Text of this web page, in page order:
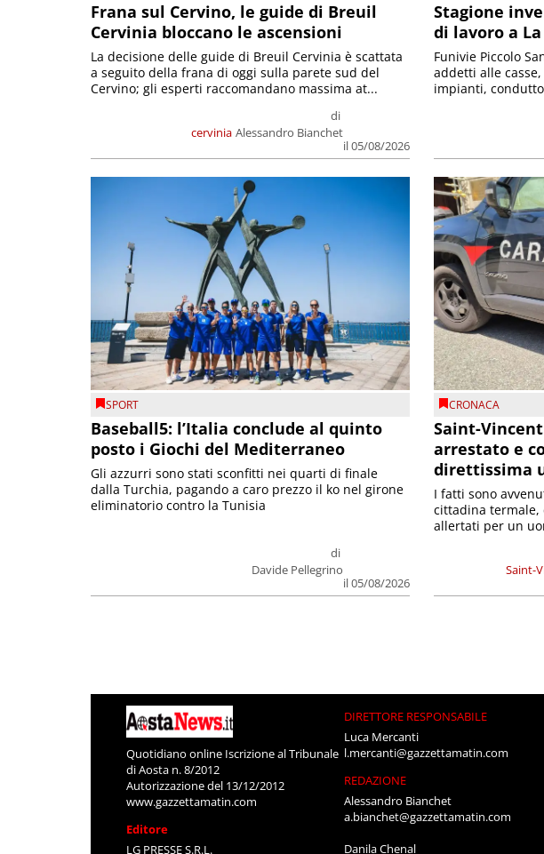
Frana sul Cervino, le guide di Breuil
Cervinia bloccano le ascensioni
cervinia
di
Alessandro Bianchet
il 05/08/2026
La decisione delle guide di Breuil Cervinia è scattata
a seguito della frana di oggi sulla parete sud del
Cervino; gli esperti raccomandano massima at...
Stagione
di lavoro a
Funivie Piccolo
addetti alle
impianti,
SPORT
Baseball5: l’Italia conclude al quinto
posto i Giochi del Mediterraneo
di
Davide Pellegrino
il 05/08/2026
Gli azzurri sono stati sconfitti nei quarti di finale
dalla Turchia, pagando a caro prezzo il ko nel girone
eliminatorio contro la Tunisia
CRONACA
Saint-
arrestato e
direttissima
Saint-
I fatti sono
cittadina termale,
allertati per un
Quotidiano online Iscrizione al Tribunale
di Aosta n. 8/2012
Autorizzazione del 13/12/2012
www.gazzettamatin.com
Editore
LG PRESSE S.R.L.
DIRETTORE RESPONSABILE
Luca Mercanti
l.mercanti@gazzettamatin.com
REDAZIONE
Alessandro Bianchet
a.bianchet@gazzettamatin.com
Danila Chenal